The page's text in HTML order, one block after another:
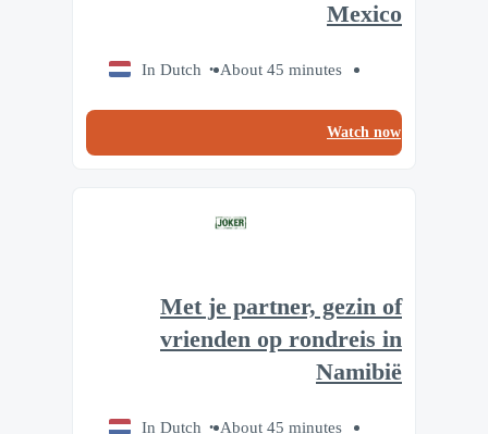
Mexico
About 45 minutes
In Dutch
Watch now
Met je partner, gezin of
vrienden op rondreis in
Namibië
About 45 minutes
In Dutch